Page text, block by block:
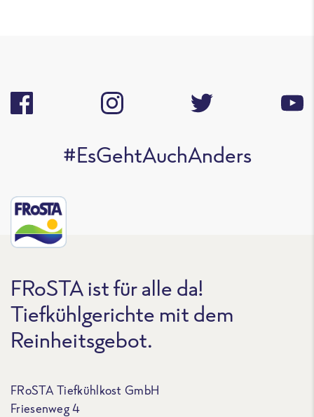
#EsGehtAuchAnders
FRoSTA ist für alle da!
Tiefkühlgerichte mit dem
Reinheitsgebot.
FRoSTA Tiefkühlkost GmbH
Friesenweg 4